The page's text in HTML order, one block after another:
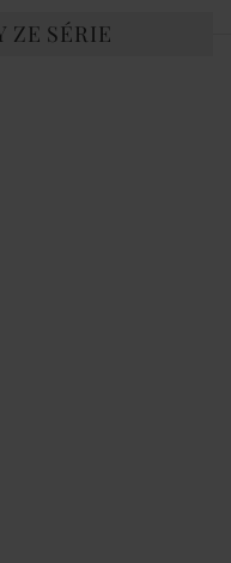
ZE SÉRIE